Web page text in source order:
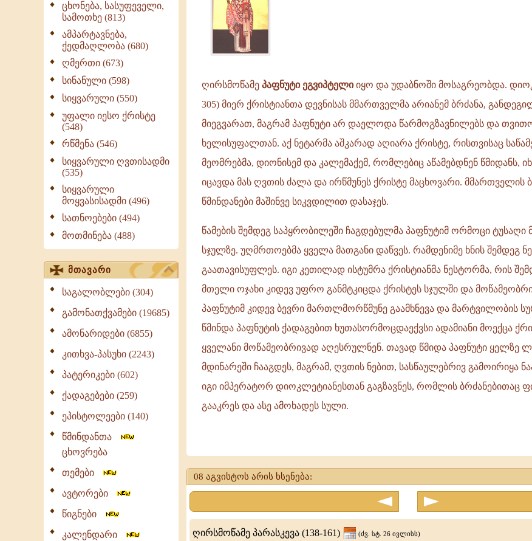
ცხონება, სასუფეველი,
სამოთხე (813)
ამპარტავნება,
ქედმაღლობა (680)
ღმერთი (673)
სინანული (598)
სიყვარული (550)
უფალი იესო ქრისტე
(548)
რწმენა (546)
სიყვარული ღვთისადმი
(535)
სიყვარული
მოყვასისადმი (496)
სათნოებები (494)
მოთმინება (488)
მთავარი
საგალობლები (304)
გამონათქვამები (19685)
ამონარიდები (6855)
კითხვა-პასუხი (2243)
პატერიკები (602)
ქადაგებები (259)
ეპისტოლეები (140)
წმინდანთა
ცხოვრება
თემები
ავტორები
წიგნები
კალენდარი
ღირსმოწამე პაფნუტი ეგვიპტელიიყო და უდაბნოში მოსაგრეობდა.
305) მიერ ქრისტიანთა დევნისას მმართველმა არიანემ ბრძანა,
მიეგვარათ, მაგრამ პაფნუტი არ დაელოდა წარმოგზავნილებს და
ხელისუფალთან. აქ ნეტარმა აშკარად აღიარა ქრისტე, რისთვისაც
მეომრებმა, დიონისემ და კალემაქემ, რომლებიც აწამებდნენ წმიდანს,
იცავდა მას ღვთის ძალა და ირწმუნეს ქრისტე მაცხოვარი. მმართველის
წმინდანები მაშინვე სიკვდილით დასაჯეს.
წამების შემდეგ საპყრობილეში ჩაგდებულმა პაფნუტიმ ორმოცი ტუსაღი
სჯულზე. უღმრთოებმა ყველა მათგანი დაწვეს. რამდენიმე ხნის შემდეგ
გაათავისუფლეს. იგი კეთილად ისტუმრა ქრისტიანმა ნესტორმა, რის
მთელი ოჯახი კიდევ უფრო განმტკიცდა ქრისტეს სჯულში და
პაფნუტიმ კიდევ ბევრი მართლმორწმუნე გაამხნევა და მარტვილობის
წმინდა პაფნუტის ქადაგებით ხუთასორმოცდაექვსი ადამიანი მოექცა
ყველანი მოწამეობრივად აღესრულნენ. თავად წმიდა პაფნუტი ყელზე
მდინარეში ჩააგდეს, მაგრამ, ღვთის ნებით, სასწაულებრივ გამოირიყა
იგი იმპერატორ დიოკლეტიანესთან გაგზავნეს, რომლის ბრძანებითაც
გააკრეს და ასე ამოხადეს სული.
მეგვიპტელი
მისთანა
08 აგვისტოს არის ხსენება:
ღირსმოწამე პარასკევა (138-161) (ძვ. სტ. 26 ივლისს)